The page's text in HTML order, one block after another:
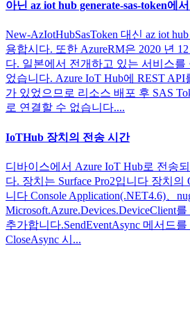
아닌 az iot hub generate-sas-token에
New-AzIotHubSasToken 대신 az iot hub
용합시다. 또한 AzureRM은 2020 년
다. 일본에서 전개하고 있는 서비스를
었습니다. Azure IoT Hub에 REST API
가 있었으므로 리소스 배포 후 SAS
로 연결할 수 없습니다....
IoTHub 장치의 전송 시간
디바이스에서 Azure IoT Hub로 전송
다. 장치는 Surface Pro2입니다 장치의
니다 Console Application(.NET4.6)、
Microsoft.Azure.Devices.DeviceClient
추가합니다.SendEventAsync 메서드
CloseAsync 시...